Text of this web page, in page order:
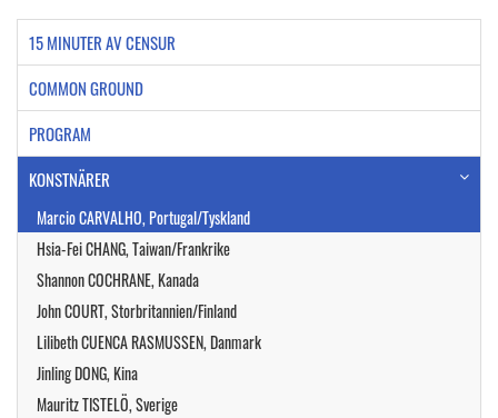
15 MINUTER AV CENSUR
COMMON GROUND
PROGRAM
KONSTNÄRER
Marcio CARVALHO, Portugal/Tyskland
Hsia-Fei CHANG, Taiwan/Frankrike
Shannon COCHRANE, Kanada
John COURT, Storbritannien/Finland
Lilibeth CUENCA RASMUSSEN, Danmark
Jinling DONG, Kina
Mauritz TISTELÖ, Sverige